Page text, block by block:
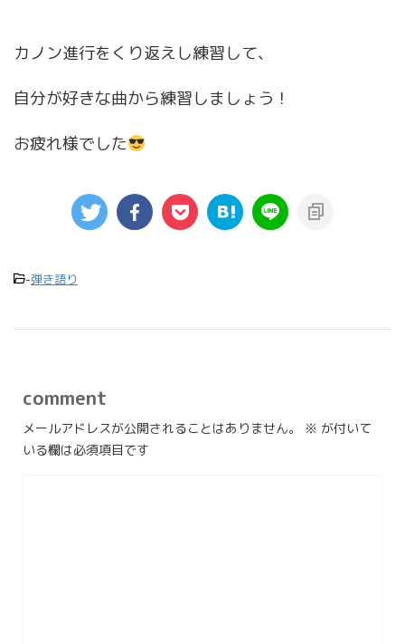
カノン進行をくり返えし練習して、
自分が好きな曲から練習しましょう！
お疲れ様でした
-弾き語り
comment
メールアドレスが公開されることはありません。 ※ が付いて
いる欄は必須項目です